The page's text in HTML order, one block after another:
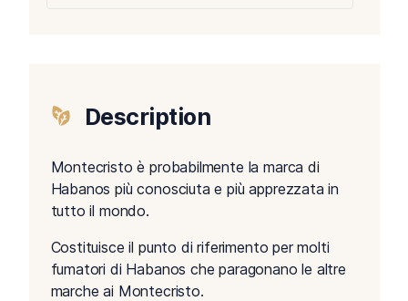
Description
Montecristo è probabilmente la marca di
Habanos più conosciuta e più apprezzata in
tutto il mondo.
Costituisce il punto di riferimento per molti
fumatori di Habanos che paragonano le altre
marche ai Montecristo.